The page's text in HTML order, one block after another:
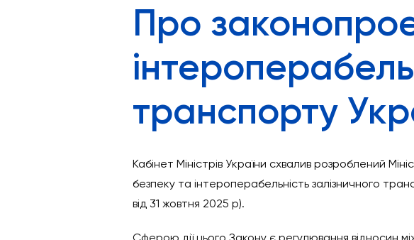
Про
транспорту
Кабінет Міністрів України схвалив розроблений
безпеку та інтероперабельність залізничного
від 31 жовтня 2025 р).